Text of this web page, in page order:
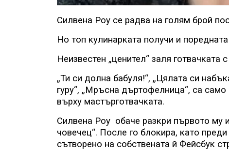
Силвена Роу се радва на голям брой
Но топ кулинарката получи и
Неизвестен „ценител“ заля готвачката
„Ти си долна бабуля!“, „Цялата си
гуру“, „Мръсна дъртофелница“, са
върху мастърготвачката.
Силвена Роу обаче разкри първото му
човечец“. После го блокира, като
сътворено на собствената й Фейсбук